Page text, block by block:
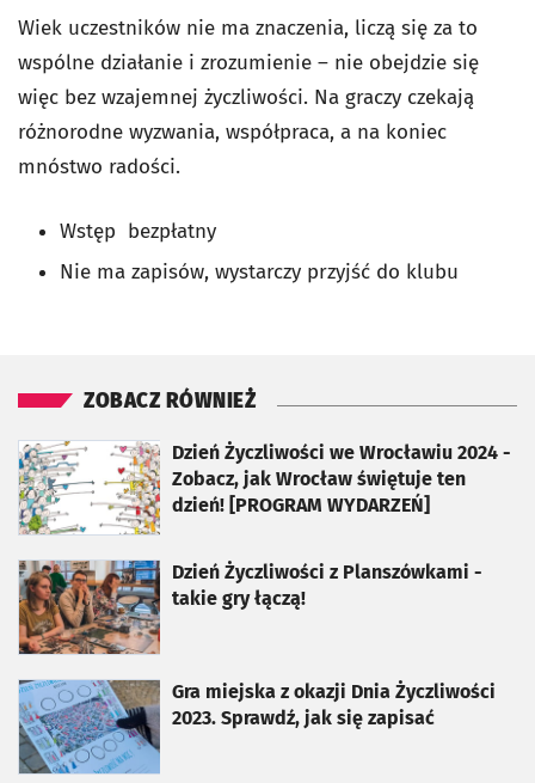
Wiek uczestników nie ma znaczenia, liczą się za to
wspólne działanie i zrozumienie – nie obejdzie się
więc bez wzajemnej życzliwości. Na graczy czekają
różnorodne wyzwania, współpraca, a na koniec
mnóstwo radości.
Wstęp bezpłatny
Nie ma zapisów, wystarczy przyjść do klubu
ZOBACZ RÓWNIEŻ
Dzień Życzliwości we Wrocławiu 2024 -
Zobacz, jak Wrocław świętuje ten
dzień! [PROGRAM WYDARZEŃ]
otworzy się w nowej karcie
Dzień Życzliwości z Planszówkami -
takie gry łączą!
otworzy się w nowej karcie
Gra miejska z okazji Dnia Życzliwości
2023. Sprawdź, jak się zapisać
otworzy się w nowej karcie